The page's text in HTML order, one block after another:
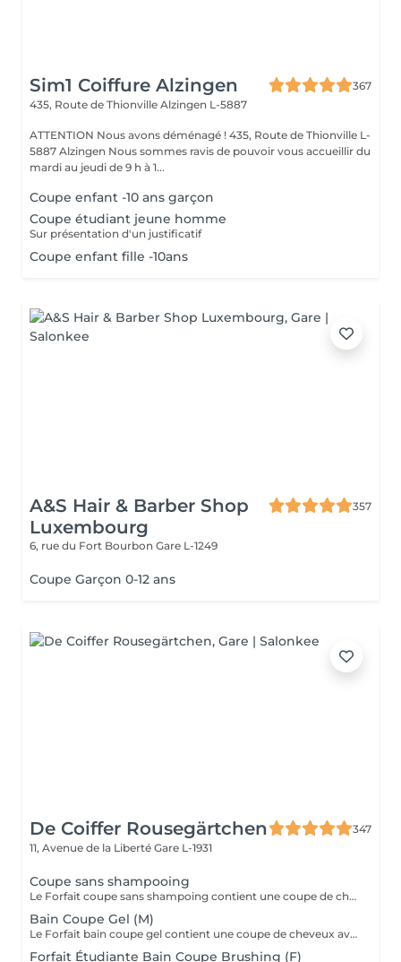
Sim1 Coiffure Alzingen
367
435, Route de Thionville Alzingen L-5887
ATTENTION Nous avons déménagé ! 435, Route de Thionville L-
5887 Alzingen Nous sommes ravis de pouvoir vous accueillir du
mardi au jeudi de 9 h à 1...
Coupe enfant -10 ans garçon
Coupe étudiant jeune homme
Sur présentation d'un justificatif
Coupe enfant fille -10ans
A&S Hair & Barber Shop
Luxembourg
357
6, rue du Fort Bourbon Gare L-1249
Coupe Garçon 0-12 ans
De Coiffer Rousegärtchen
347
11, Avenue de la Liberté Gare L-1931
Coupe sans shampooing
Le Forfait coupe sans shampoing contient une coupe de cheveux sans shampoing pour les étudiants. En cas de questions veuillez appeler au +352 26 35 02 89.
Bain Coupe Gel (M)
Le Forfait bain coupe gel contient une coupe de cheveux avec shampoing et l'application d'un produit de finition (Gel, Cire, Laque, etc.) pour les étudiants. En cas de questions veuillez appeler au +352 26 35 02 89.
Forfait Étudiante Bain Coupe Brushing (F)